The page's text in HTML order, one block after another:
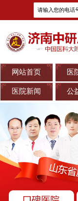
网站首页 医
医院新闻 公